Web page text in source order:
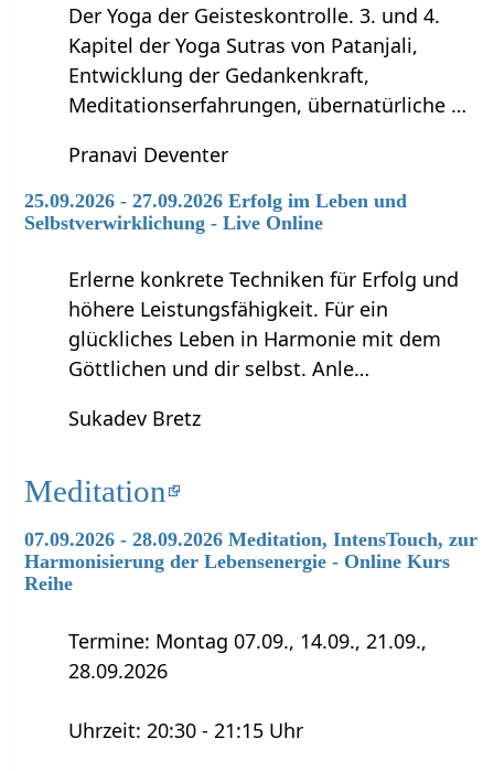
Der Yoga der Geisteskontrolle. 3. und 4.
Kapitel der Yoga Sutras von Patanjali,
Entwicklung der Gedankenkraft,
Meditationserfahrungen, übernatürliche …
Pranavi Deventer
25.09.2026 - 27.09.2026 Erfolg im Leben und
Selbstverwirklichung - Live Online
Erlerne konkrete Techniken für Erfolg und
höhere Leistungsfähigkeit. Für ein
glückliches Leben in Harmonie mit dem
Göttlichen und dir selbst. Anle…
Sukadev Bretz
Meditation
07.09.2026 - 28.09.2026 Meditation, IntensTouch, zur
Harmonisierung der Lebensenergie - Online Kurs
Reihe
Termine: Montag 07.09., 14.09., 21.09.,
28.09.2026
Uhrzeit: 20:30 - 21:15 Uhr